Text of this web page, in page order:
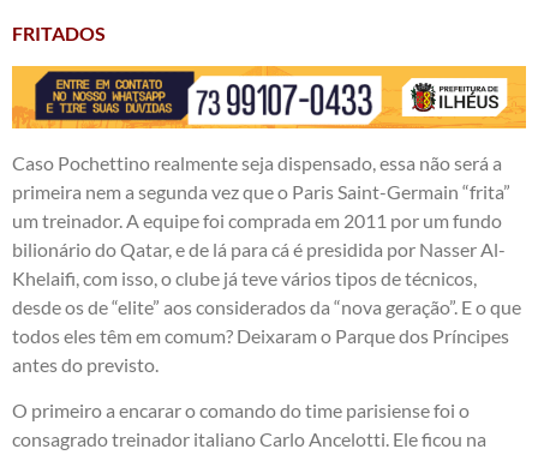
FRITADOS
Caso Pochettino realmente seja dispensado, essa não será a
primeira nem a segunda vez que o Paris Saint-Germain “frita”
um treinador. A equipe foi comprada em 2011 por um fundo
bilionário do Qatar, e de lá para cá é presidida por Nasser Al-
Khelaifi , com isso, o clube já teve vários tipos de técnicos,
desde os de “elite” aos considerados da “nova geração”. E o que
todos eles têm em comum? Deixaram o Parque dos Príncipes
antes do previsto.
O primeiro a encarar o comando do time parisiense foi o
consagrado treinador italiano Carlo Ancelotti. Ele ficou na